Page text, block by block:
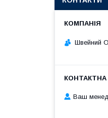
Швейний
Ваш